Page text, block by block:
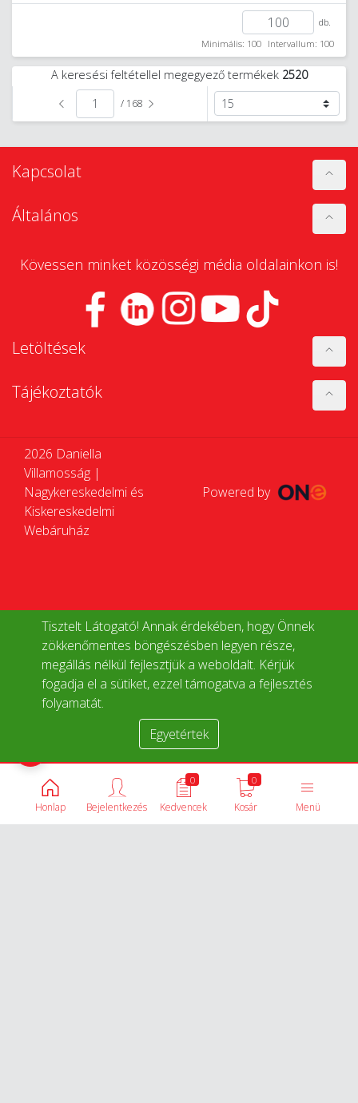
Tisztelt Látogató! Annak érdekében, hogy Önnek
zökkenőmentes böngészésben legyen része,
megállás nélkül fejlesztjük a weboldalt. Kérjük
fogadja el a sütiket, ezzel támogatva a fejlesztés
folyamatát.
Egyetértek
db.
Minimális: 100 Intervallum: 100
A keresési feltétellel megegyező termékek 2520
/ 168
Kapcsolat
Általános
Kövessen minket közösségi média oldalainkon is!
Letöltések
Tájékoztatók
2026 Daniella
Villamosság |
Nagykereskedelmi és
Kiskereskedelmi
Webáruház
Powered by
Honlap Menü
0
Kosár
0
Kedvencek
Bejelentkezés
Termékek összehasonlítása